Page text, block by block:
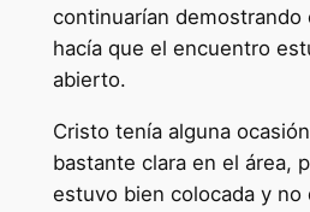
continuarían demostrando
hacía que el encuentro
abierto.
Cristo tenía alguna
bastante clara en el área,
estuvo bien colocada y no